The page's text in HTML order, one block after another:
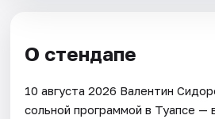
О стендапе
10 августа 2026 Валентин
сольной программой в Туапсе —